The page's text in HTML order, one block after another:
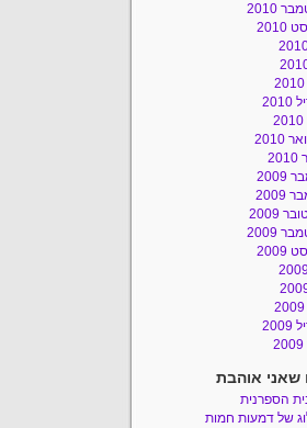
2010
2010
2009
2009
2009
שאני אוהבת
הספרנית
של דמעות חמות